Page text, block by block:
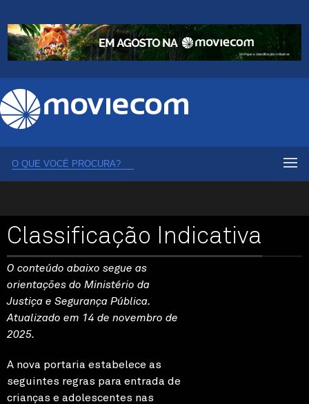
Classificação Indicativa
O conteúdo abaixo segue as
orientações do Ministério da
Justiça e Segurança Pública.
Atualizado em 14 de novembro de
2025.
A nova portaria estabelece as
seguintes regras para entrada de
crianças e adolescentes nas